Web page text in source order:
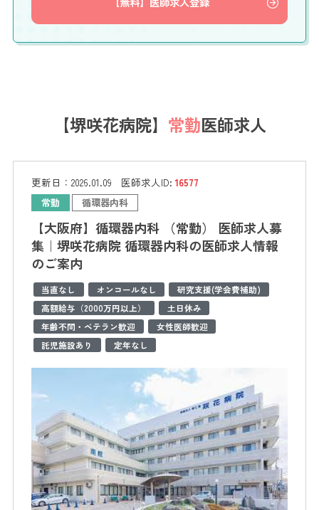
【堺咲花病院】 常勤医師求人
更新日： 2026.01.09 医師求人ID:16577
常勤 循環器内科
【大阪府】循環器内科 （常勤） 医師求人募
集｜堺咲花病院 循環器内科の医師求人情報
のご案内
当直なし オンコールなし
研究支援(学会費補助)
高額給与（2000万円以上）
土日休み
年齢不問・ベテラン歓迎
女性医師歓迎
託児施設あり
定年なし